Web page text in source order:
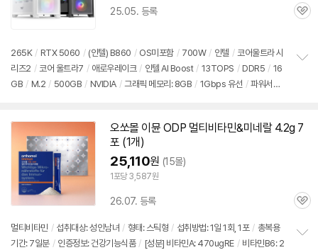
25.05. 등록
관
265K / RTX 5060 / (인텔) B860 / OS미포함 / 700W / 인텔 / 코어울트라 시
리즈2 / 코어 울트라7 / 애로우레이크 / 인텔 AI Boost / 13TOPS / DDR5 / 16
GB / M.2 / 500GB / NVIDIA / 그래픽 메모리: 8GB / 1Gbps 유선 / 파워서플
기
오쏘몰 이뮨 ODP 멀티비타민&미네랄 4.2g 7
포 (1개)
25,110원 (15몰)
1포당 3,587원
26.07. 등록
관
멀티비타민 / 섭취대상: 성인남녀 / 형태: 스틱형 / 섭취방법: 1일 1회, 1포 / 총복용
기간: 7일분 / 인증정보: 건강기능식품 / [성분] 비타민A: 470ugRE / 비타민B6: 2